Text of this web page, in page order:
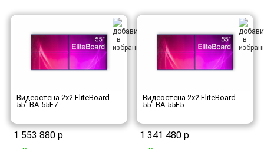
Видеостена 2x2 EliteBoard
55" BA-55F7
1 553 880 р.
Видеостена 2x2 EliteBoard
55" BA-55F5
1 341 480 р.